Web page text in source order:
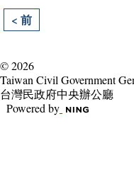
< 前
© 2026
Taiwan Civil Government
台灣民政府中央辦公廳
Powered by